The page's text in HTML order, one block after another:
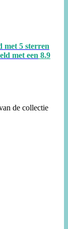
met 5 sterren
met een 8.9
de collectie